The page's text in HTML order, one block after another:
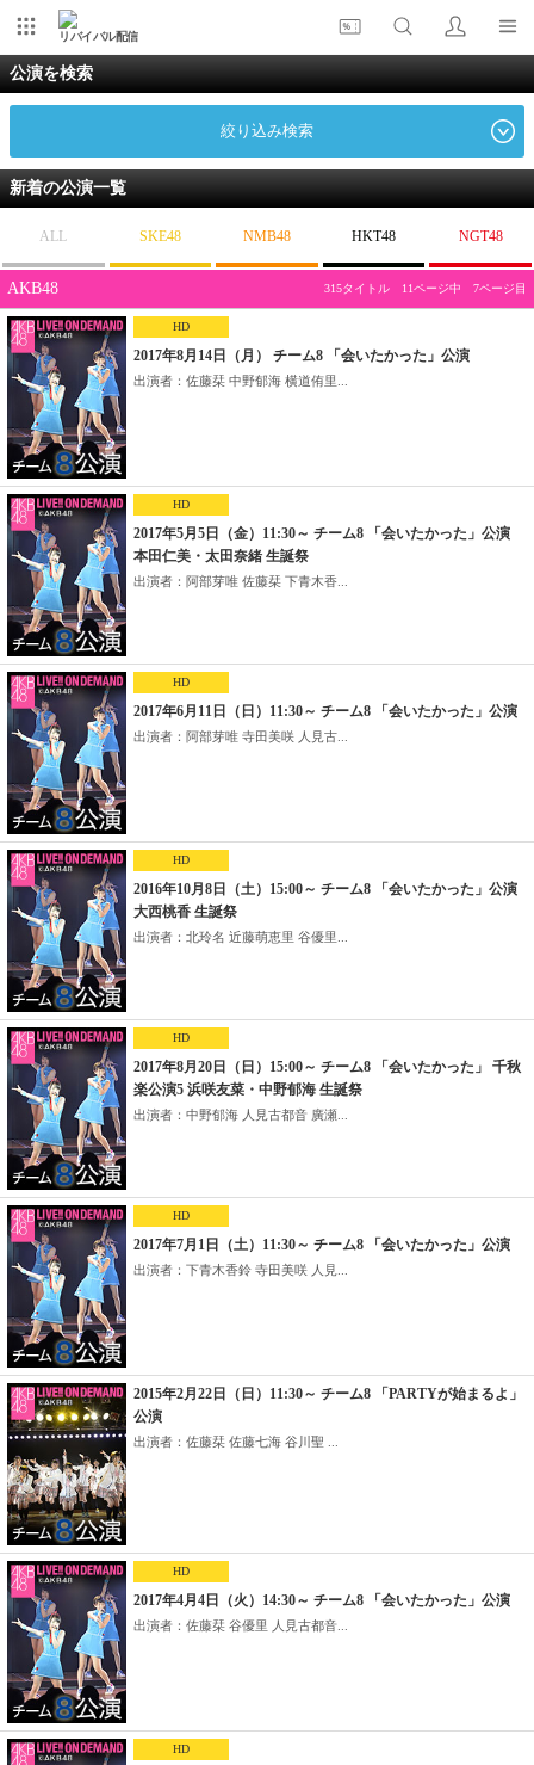
リバイバル配信
公演を検索
絞り込み検索
新着の公演一覧
ALL SKE48 NMB48 HKT48 NGT48
AKB48 315タイトル 11ページ中 7ページ目
HD
2017年8月14日（月） チーム8 「会いたかった」公演
出演者：佐藤栞 中野郁海 横道侑里...
HD
2017年5月5日（金）11:30～ チーム8 「会いたかった」公演
本田仁美・太田奈緒 生誕祭
出演者：阿部芽唯 佐藤栞 下青木香...
HD
2017年6月11日（日）11:30～ チーム8 「会いたかった」公演
出演者：阿部芽唯 寺田美咲 人見古...
HD
2016年10月8日（土）15:00～ チーム8 「会いたかった」公演
大西桃香 生誕祭
出演者：北玲名 近藤萌恵里 谷優里...
HD
2017年8月20日（日）15:00～ チーム8 「会いたかった」 千秋
楽公演5 浜咲友菜・中野郁海 生誕祭
出演者：中野郁海 人見古都音 廣瀬...
HD
2017年7月1日（土）11:30～ チーム8 「会いたかった」公演
出演者：下青木香鈴 寺田美咲 人見...
2015年2月22日（日）11:30～ チーム8 「PARTYが始まるよ」
公演
出演者：佐藤栞 佐藤七海 谷川聖 ...
HD
2017年4月4日（火）14:30～ チーム8 「会いたかった」公演
出演者：佐藤栞 谷優里 人見古都音...
HD